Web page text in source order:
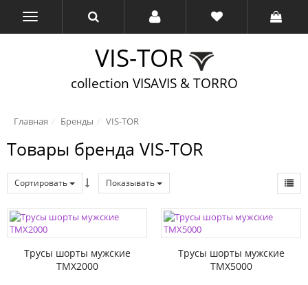
VIS-TOR
collection VISAVIS & TORRO
Главная Бренды VIS-TOR
Товары бренда VIS-TOR
Сортировать Показывать
Трусы шорты мужские
TMX2000
Трусы шорты мужские
TMX5000